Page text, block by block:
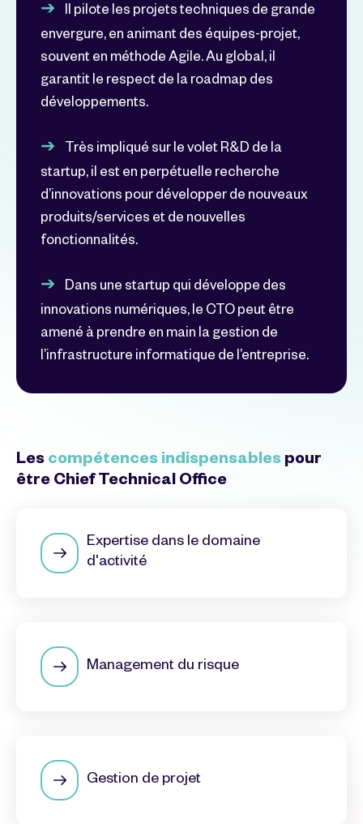
Il pilote les projets techniques de grande
envergure, en animant des équipes-projet,
souvent en méthode Agile. Au global, il
garantit le respect de la roadmap des
développements.
Très impliqué sur le volet R&D de la
startup, il est en perpétuelle recherche
d’innovations pour développer de nouveaux
produits/services et de nouvelles
fonctionnalités.
Dans une startup qui développe des
innovations numériques, le CTO peut être
amené à prendre en main la gestion de
l’infrastructure informatique de l’entreprise.
Les compétences indispensables pour
être Chief Technical Office
Expertise dans le domaine
d'activité
Management du risque
Gestion de projet